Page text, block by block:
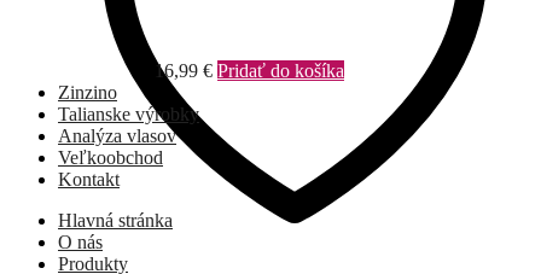
16,99 € Pridať do košíka
Zinzino
Talianske výrobky
Analýza vlasov
Veľkoobchod
Kontakt
Hlavná stránka
O nás
Produkty